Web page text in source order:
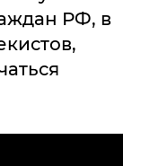
РФ, в